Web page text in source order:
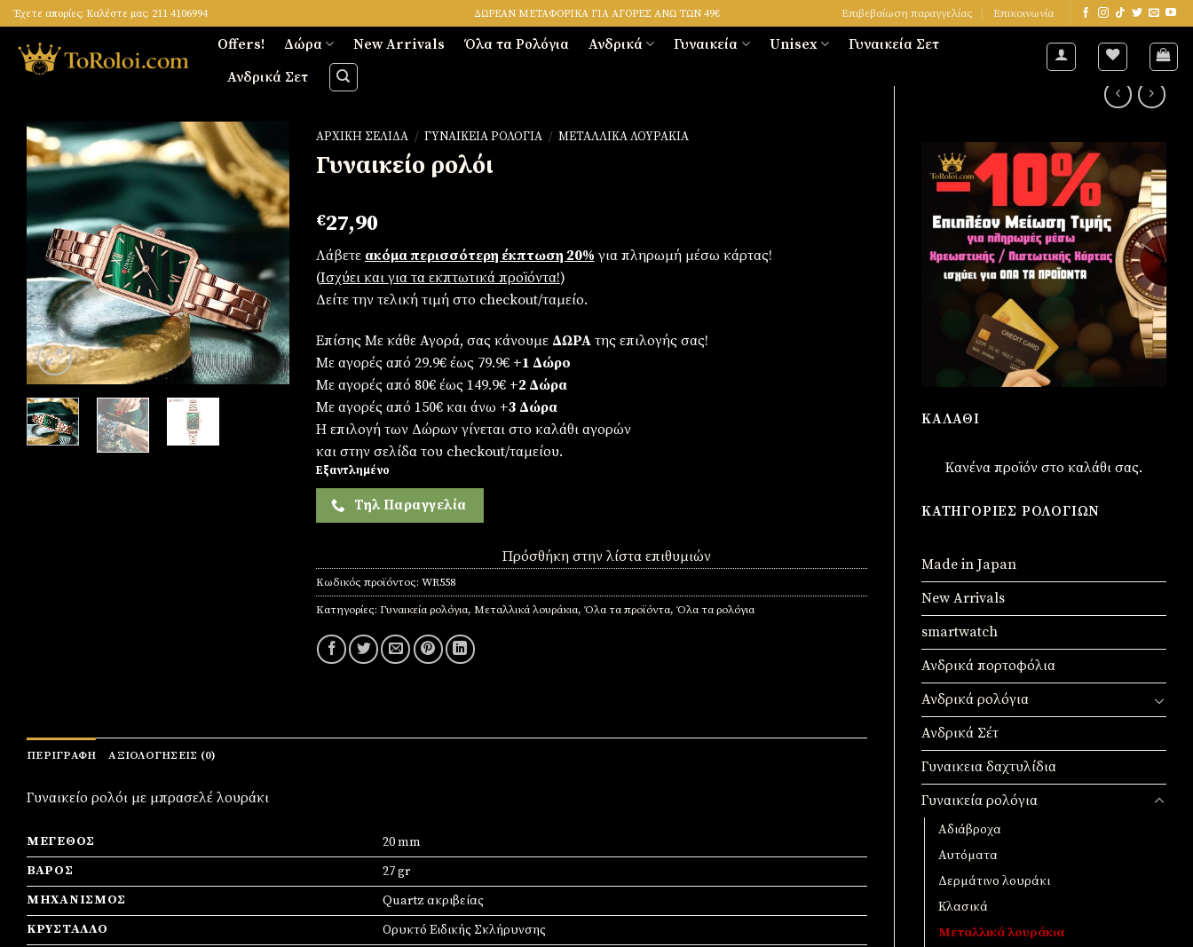
Skip
to
content
Έχετε απορίες; Καλέστε μας: 211 4106994 ΔΩΡΕΑΝ ΜΕΤΑΦΟΡΙΚΑ ΓΙΑ ΑΓΟΡΕΣ ΑΝΩ ΤΩΝ 49€ Επιβεβαίωση παραγγελίας Επικοινωνία
Offers! Δώρα New Arrivals Όλα τα Ρολόγια Ανδρικά Γυναικεία Unisex
Γυναικεία Σετ
Ανδρικά Σετ
ΚΑΛΆΘΙ
Κανένα προϊόν στο καλάθι σας.
ΚΑΤΗΓΟΡΊΕΣ ΡΟΛΟΓΙΏΝ
Made in Japan
New Arrivals
smartwatch
Ανδρικά πορτοφόλια
Ανδρικά ρολόγια
Ανδρικά Σέτ
Γυναικεια δαχτυλίδια
Γυναικεία ρολόγια
Αδιάβροχα
Αυτόματα
Δερμάτινο λουράκι
Κλασικά
Μεταλλικά λουράκια
Πρόσθήκη
επιθυμιών
ΑΡΧΙΚΉ ΣΕΛΊΔΑ / ΓΥΝΑΙΚΕΊΑ ΡΟΛΌΓΙΑ / ΜΕΤΑΛΛΙΚΆ ΛΟΥΡΆΚΙΑ
Γυναικείο ρολόι
€27,90
Λάβετε ακόμα περισσότερη έκπτωση 20% για πληρωμή μέσω κάρτας!
(Iσχύει και για τα εκπτωτικά προϊόντα!)
Δείτε την τελική τιμή στο checkout/ταμείο.
Επίσης Με κάθε Αγορά, σας κάνουμε ΔΩΡΑτης επιλογής σας!
Με αγορές από 29.9€ έως 79.9€ +1 Δώρο
Με αγορές από 80€ έως 149.9€ +2 Δώρα
Με αγορές από 150€ και άνω +3 Δώρα
Η επιλογή των Δώρων γίνεται στο καλάθι αγορών
και στην σελίδα του checkout/ταμείου.
Εξαντλημένο
Τηλ Παραγγελία
Πρόσθήκη στην λίστα επιθυμιών
Κωδικός προϊόντος: WR558
Κατηγορίες: Γυναικεία ρολόγια, Μεταλλικά λουράκια, Όλα τα προϊόντα, Όλα τα ρολόγια
ΠΕΡΙΓΡΑΦΉ ΑΞΙΟΛΟΓΉΣΕΙΣ (0)
Γυναικείο ρολόι με μπρασελέ λουράκι
ΜΈΓΕΘΟΣ
20 mm
ΒΆΡΟΣ
27 gr
ΜΗΧΑΝΙΣΜΌΣ
Quartz ακριβείας
ΚΡΎΣΤΑΛΛΟ
Ορυκτό Ειδικής Σκλήρυνσης